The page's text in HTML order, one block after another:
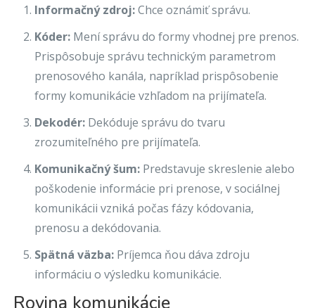
Informačný zdroj:Chce oznámiť správu.
Kóder: Mení správu do formy vhodnej pre prenos.
Prispôsobuje správu technickým parametrom
prenosového kanála, napríklad prispôsobenie
formy komunikácie vzhľadom na prijímateľa.
Dekodér: Dekóduje správu do tvaru
zrozumiteľného pre prijímateľa.
Komunikačný šum: Predstavuje skreslenie alebo
poškodenie informácie pri prenose, v sociálnej
komunikácii vzniká počas fázy kódovania,
prenosu a dekódovania.
Spätná väzba: Príjemca ňou dáva zdroju
informáciu o výsledku komunikácie.
Rovina komunikácie